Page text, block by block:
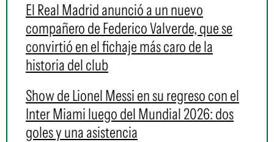
El Real Madrid anunció a un nuevo
compañero de Federico Valverde, que se
convirtió en el fichaje más caro de la
historia del club
Show de Lionel Messi en su regreso con el
Inter Miami luego del Mundial 2026: dos
goles y una asistencia